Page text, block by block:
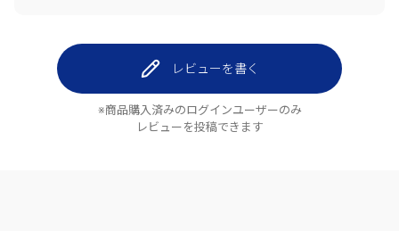
レビューを書く
※商品購入済みのログインユーザーのみ
レビューを投稿できます